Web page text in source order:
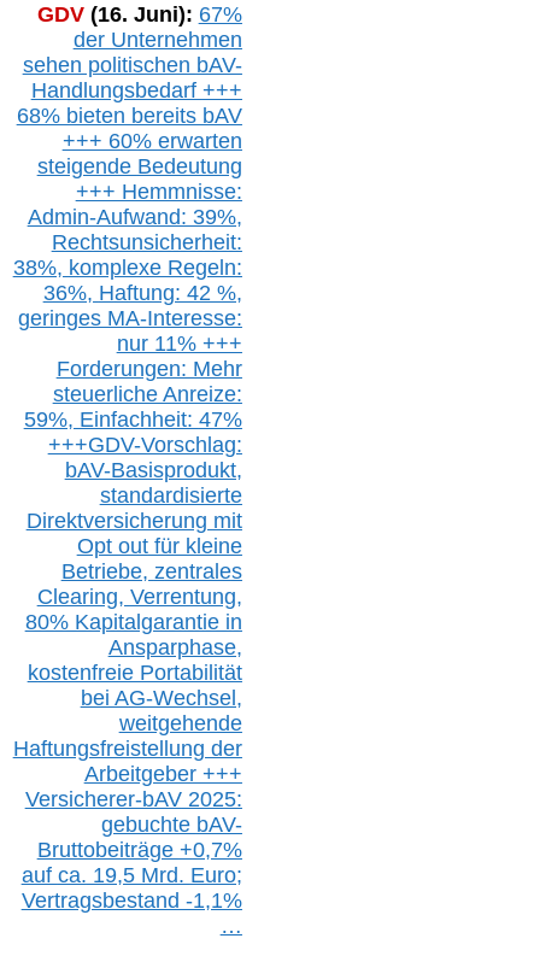
GDV (16. Juni): 67%
der Unternehmen
sehen politischen bAV-
Handlungsbedarf +++
68% bieten bereits bAV
+++ 60% erwarten
steigende Bedeutung
+++ Hemmnisse:
Admin-Aufwand: 39%,
Rechtsunsicherheit:
38%, komplexe Regeln:
36%, Haftung: 42 %,
geringes MA-Interesse:
nur 11% +++
Forderungen: Mehr
steuerliche Anreize:
59%, Einfachheit: 47%
+++GDV-Vorschlag:
bAV-Basisprodukt,
standardisierte
Direktversicherung mit
Opt outfür kleine
Betriebe, zentrales
Clearing, Verrentung,
80% Kapitalgarantie in
Ansparphase,
kostenfreie Portabilität
bei AG-Wechsel,
weitgehende
Haftungsfreistellung der
Arbeitgeber +++
Versicherer-bAV2025:
gebuchte bAV-
Bruttobeiträge +0,7%
auf ca. 19,5 Mrd. Euro;
Vertragsbestand -1,1%
…